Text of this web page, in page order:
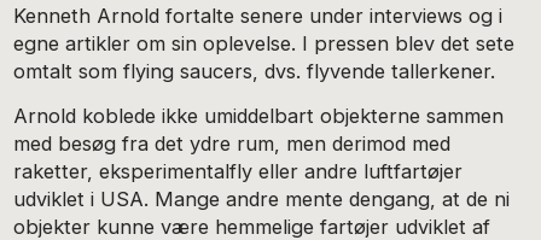
Kenneth Arnold fortalte senere under interviews og i
egne artikler om sin oplevelse. I pressen blev det sete
omtalt som flying saucers, dvs. flyvende tallerkener.
Arnold koblede ikke umiddelbart objekterne sammen
med besøg fra det ydre rum, men derimod med
raketter, eksperimentalfly eller andre luftfartøjer
udviklet i USA. Mange andre mente dengang, at de ni
objekter kunne være hemmelige fartøjer udviklet af